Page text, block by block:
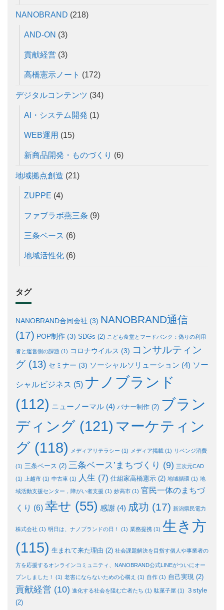
NANOBRAND (218)
AND-ON (3)
貢献経営 (3)
高橋憲示ノート (172)
デジタルコンテンツ (34)
AI・システム開発 (1)
WEB運用 (15)
新商品開発・ものづくり (6)
地域拠点創造 (21)
ZUPPE (4)
ファブラボ燕三条 (9)
三条ベース (6)
地域活性化 (6)
タグ
NANOBRAND合同会社 (3) NANOBRAND通信
(17) POP制作 (3) SDGs (2) こども食堂とフードバンク：偽りの利用
者と運営側の課題 (1) コロナウイルス (3) コンサルティン
グ(13) セミナー (3) ソーシャルソリューション (4) ソー
シャルビジネス (5) ナノブランド
(112) ニューノーマル (4) バナー制作 (2) ブラン
ディング (121) マーケティン
グ (118) メディアリテラシー (1) メディア掲載 (1) リベンジ消費
(1) 三条ベース (2) 三条ベース’まちづくり (9) 三次元CAD
(1) 上越市 (1) 中古車 (1) 人生 (7) 仕組家高橋憲示 (2) 地域循環 (1) 地
域活動支援センター，障がい者支援 (1) 妙高市 (1) 官民一体のまちづ
くり (6) 幸せ (55) 感謝 (4) 成功 (17) 新潟県民電力
株式会社 (1) 明日は、ナノブランドの日！ (1) 業務提携 (1) 生き方
(115) 生まれて来た理由 (2) 社会課題解決を目指す個人や事業者の
方を応援するオンラインコミュニティ、NANOBRAND公式LINEがついにオー
プンしました！
(1) 老害にならないための心構え (1) 自作 (1) 自己実現 (2)
貢献経営 (10) 進化する社会を阻む亡者たち (1) 駄菓子屋 (1)
３style
(2)